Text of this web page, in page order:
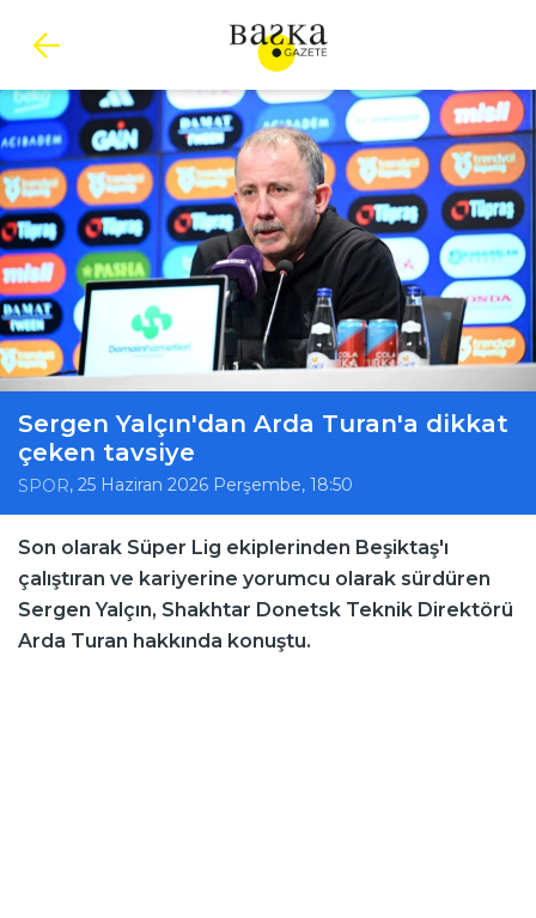
Sergen Yalçın'dan Arda Turan'a dikkat
çeken tavsiye
SPOR, 25 Haziran 2026 Perşembe, 18:50
Son olarak Süper Lig ekiplerinden Beşiktaş'ı
çalıştıran ve kariyerine yorumcu olarak sürdüren
Sergen Yalçın, Shakhtar Donetsk Teknik Direktörü
Arda Turan hakkında konuştu.